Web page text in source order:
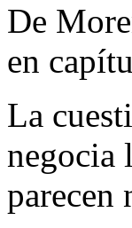
De
en
La
negocia
parecen